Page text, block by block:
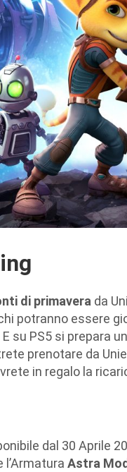
di primavera da
potranno essere
su PS5 si prepara
prenotare da
in regalo la
dal 30 Aprile
Astra